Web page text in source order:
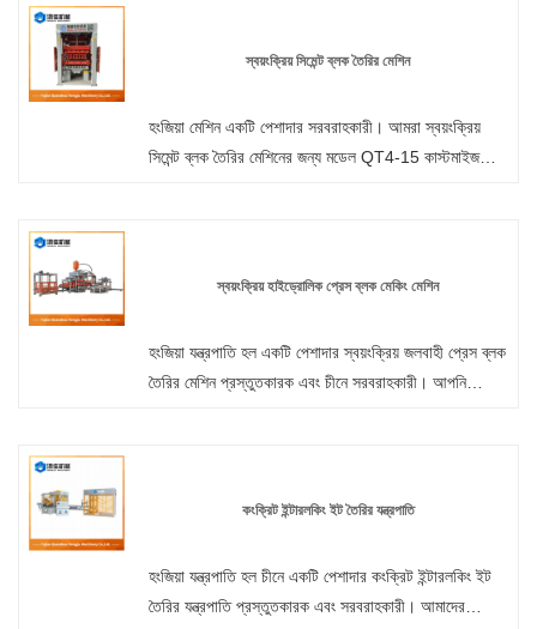
যার ফলে উচ্চ মানের কংক্রিট পণ্য উৎপাদন হয়। সমানভাবে
করে মেশিনের উপাদানগুলিতে বল কমিয়ে মেশিনের অংশগুলির জীবনকে
সর্বাধিক করে তোলে।
স্বয়ংক্রিয় সিমেন্ট ব্লক তৈরির মেশিন
হংজিয়া মেশিন একটি পেশাদার সরবরাহকারী। আমরা স্বয়ংক্রিয়
সিমেন্ট ব্লক তৈরির মেশিনের জন্য মডেল QT4-15 কাস্টমাইজ
স্বয়ংক্রিয় হাইড্রোলিক প্রেস ব্লক মেকিং মেশিন
হংজিয়া যন্ত্রপাতি হল একটি পেশাদার স্বয়ংক্রিয় জলবাহী প্রেস ব্লক
তৈরির মেশিন প্রস্তুতকারক এবং চীনে সরবরাহকারী। আপনি
কংক্রিট ইন্টারলকিং ইট তৈরির যন্ত্রপাতি
হংজিয়া যন্ত্রপাতি হল চীনে একটি পেশাদার কংক্রিট ইন্টারলকিং ইট
তৈরির যন্ত্রপাতি প্রস্তুতকারক এবং সরবরাহকারী। আমাদের